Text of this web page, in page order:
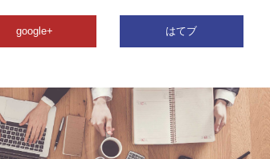
google+ はてブ